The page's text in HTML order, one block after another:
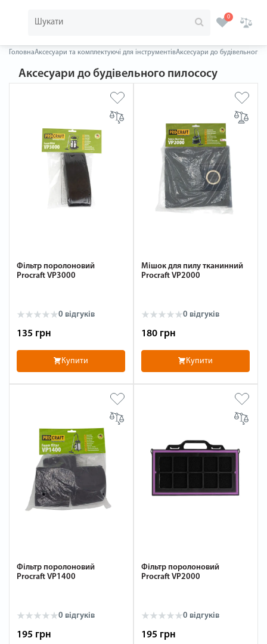
0
ГоловнаАксесуари та комплектуючі для інструментівАксесуари до будівельного
Аксесуари до будівельного пилососу
Фільтр поролоновий
Procraft VP3000
0 відгуків
135 грн
Купити
Мішок для пилу тканинний
Procraft VP2000
0 відгуків
180 грн
Купити
Фільтр поролоновий
Procraft VP1400
0 відгуків
195 грн
Фільтр поролоновий
Procraft VP2000
0 відгуків
195 грн